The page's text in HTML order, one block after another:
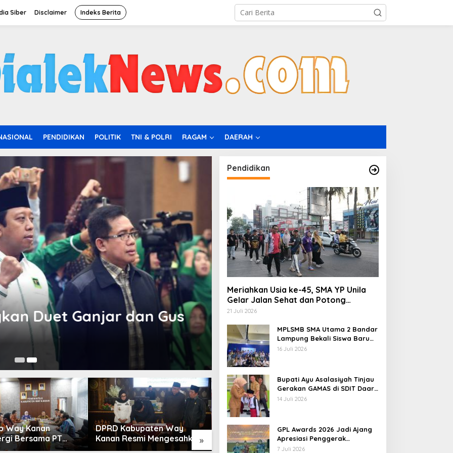
Siber Disclaimer Indeks Berita
PENDIDIKAN POLITIK TNI & POLRI RAGAM DAERAH
Duet Ganjar dan Gus
Berita
Ini Dia Hubungan Partai
Gerindra
19 Februari 2018
»
Way Kanan
Bersama PT
Way Kanan
DPRD Kabupaten Way
Kanan Resmi Mengesahkan
Raperda Tahun 2025
Pemkab Way Kanan MOU
dengan Kejari Way Kanan
Tentang Pemulihan
Bupati Ayu Asalasiyah
Resmi Menerima Dokumen
Pendidikan
Meriahkan Usia ke-45, SMA YP Unila
Gelar Jalan Sehat dan Potong
Tumpeng
21 Juli 2026
MPLSMB SMA Utama 2 Bandar
Lampung Bekali Siswa Baru
Literasi Digital, Jurnalistik,
16 Juli 2026
Bupati Ayu Asalasiyah Tinjau
Gerakan GAMAS di SDIT Daar
‘Ilmi
14 Juli 2026
GPL Awards 2026 Jadi Ajang
Apresiasi Penggerak
Pendidikan Muda Lampung
7 Juli 2026